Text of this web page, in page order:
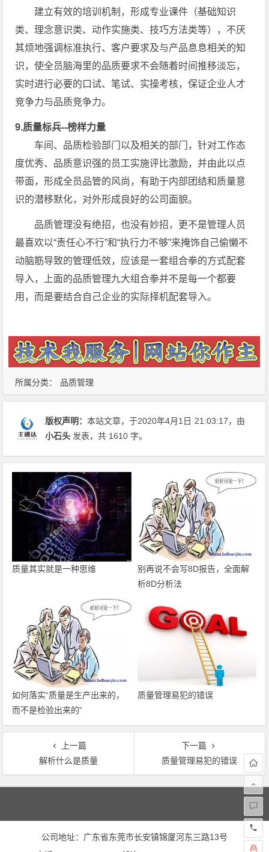
所属分类： 品质管理
建立有效的培训机制，形成专业课件（基础知识
类、理念意识类、动作实施类、技巧方法类等），不厌
其烦地强调标准执行、客户要求及与产品息息相关的知
识，使全员脑海里的品质要求不会随着时间推移淡忘，
实时进行必要的口试、笔试、实操考核，保证企业人才
竞争力与品质竞争力。
9.质量标兵--榜样力量
车间、品质检验部门以及相关的部门，针对工作态
度优秀、品质意识强的员工实施评比激励，并由此以点
带面，形成全员品管的风尚，有助于内部团结和质量意
识的潜移默化，对外形成良好的公司面貌。
品质管理没有绝招，也没有妙招，更不是管理人员
最喜欢以“责任心不行”和“执行力不够”来掩饰自己偷懒不
动脑筋导致的管理低效，应该是一套组合拳的方式配套
导入，上面的品质管理九大组合拳并不是每一个都要
用，而是要结合自己企业的实际择机配套导入。
版权声明：本站文章，于2020年4月1日 21:03:17，由
小石头 发表，共 1610 字。
质量其实就是一种思维
别再说不会写8D报告，全面解
析8D分析法
如何落实“质量是生产出来的，
而不是检验出来的”
质量管理易犯的错误
上一篇
解析什么是质量
下一篇
质量管理易犯的错误
文
公司地址：广东省东莞市长安镇锦厦河东三路13号